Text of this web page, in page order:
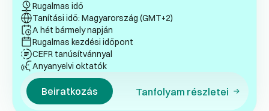
Rugalmas idő
Tanítási idő: Magyarország (GMT+2)
A hét bármely napján
Rugalmas kezdési időpont
CEFR tanúsítvánnyal
Anyanyelvi oktatók
Beiratkozás Tanfolyam részletei